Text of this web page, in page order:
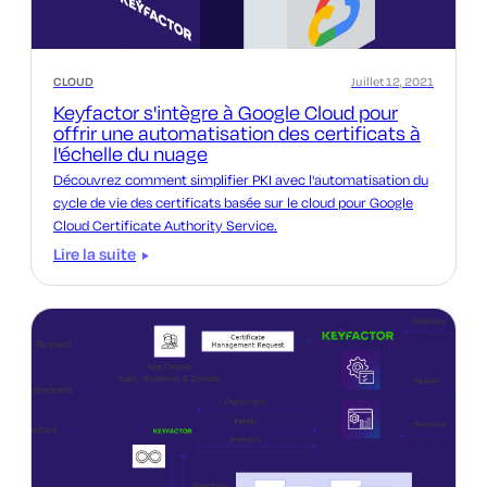
CLOUD
Keyfactor s'intègre à Google Cloud pour
offrir une automatisation des certificats à
l'échelle du nuage
Juillet 12, 2021
Découvrez comment simplifier PKI avec l'automatisation du
cycle de vie des certificats basée sur le cloud pour Google
Cloud Certificate Authority Service.
Lire la suite